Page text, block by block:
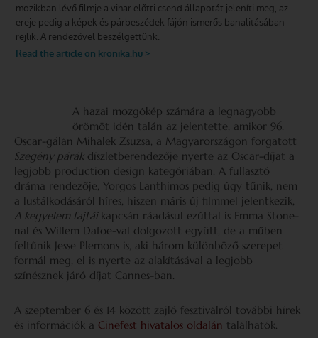
A hazai mozgókép számára a legnagyobb
örömöt idén talán az jelentette, amikor 96.
Oscar-gálán Mihalek Zsuzsa, a Magyarországon forgatott
Szegény párák díszletberendezője nyerte az Oscar-díjat a
legjobb production design kategóriában. A fullasztó
dráma rendezője, Yorgos Lanthimos pedig úgy tűnik, nem
a lustálkodásáról híres, hiszen máris új filmmel jelentkezik,
A kegyelem fajtái kapcsán ráadásul ezúttal is Emma Stone-
nal és Willem Dafoe-val dolgozott együtt, de a műben
feltűnik Jesse Plemons is, aki három különböző szerepet
formál meg, el is nyerte az alakításával a legjobb
színésznek járó díjat Cannes-ban.
A szeptember 6 és 14 között zajló fesztiválról további hírek
és információk a Cinefest hivatalos oldalán találhatók.